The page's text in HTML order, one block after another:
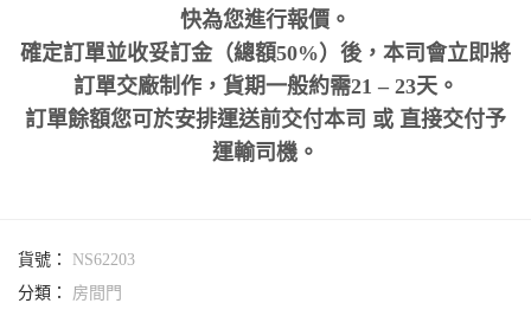
快為您進行報價。
確定訂單並收妥訂金（總額50%）後，本司會立即將
訂單交廠制作，貨期一般約需21 – 23天。
訂單餘額您可於安排運送前交付本司 或 直接交付予
運輸司機。
貨號： NS62203
分類： 房間門